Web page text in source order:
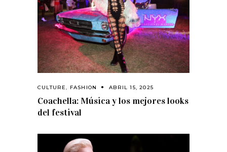
CULTURE, FASHION ABRIL 15, 2025
Coachella: Música y los mejores looks
del festival